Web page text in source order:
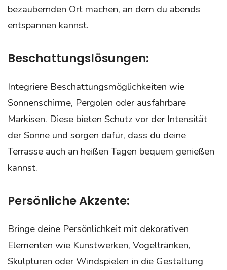
bezaubernden Ort machen, an dem du abends
entspannen kannst.
Beschattungslösungen:
Integriere Beschattungsmöglichkeiten wie
Sonnenschirme, Pergolen oder ausfahrbare
Markisen. Diese bieten Schutz vor der Intensität
der Sonne und sorgen dafür, dass du deine
Terrasse auch an heißen Tagen bequem genießen
kannst.
Persönliche Akzente:
Bringe deine Persönlichkeit mit dekorativen
Elementen wie Kunstwerken, Vogeltränken,
Skulpturen oder Windspielen in die Gestaltung